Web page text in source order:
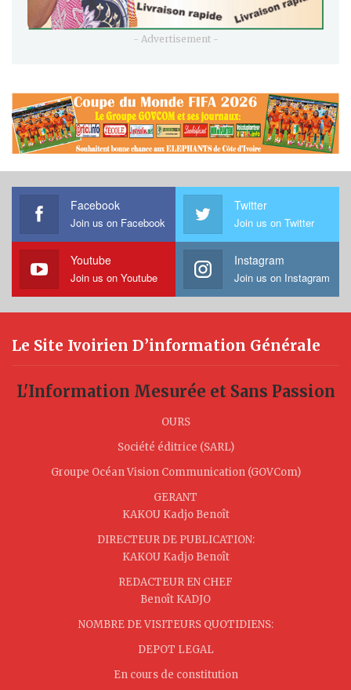
- Advertisement -
Facebook
Join us on Facebook
Twitter
Join us on Twitter
Youtube
Join us on Youtube
Instagram
Join us on Instagram
Le Site Ivoirien D’information Générale
L'Information Mesurée et Sans Passion
OURS
Société éditrice (SARL)
Groupe Océan Vision Communication (GOVCom)
GERANT
KAKOU Kadjo Benoît
DIRECTEUR DE PUBLICATION:
KAKOU Kadjo Benoît
REDACTEUR EN CHEF
Benoît KADJO
NOMBRE DE VISITEURS QUOTIDIENS:
DEPOT LEGAL
En cours de constitution